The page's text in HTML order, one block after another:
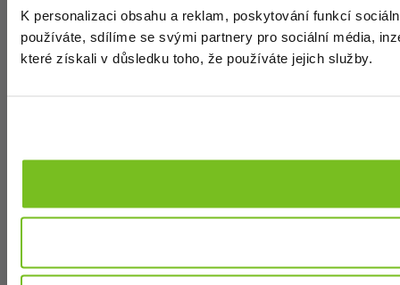
K personalizaci obsahu a reklam, poskytování funkcí
používáte, sdílíme se svými partnery pro sociální média,
které získali v důsledku toho, že používáte jejich služby.